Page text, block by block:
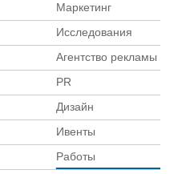
Маркетинг
Исследования
Агентство рекламы
PR
Дизайн
Ивенты
Работы